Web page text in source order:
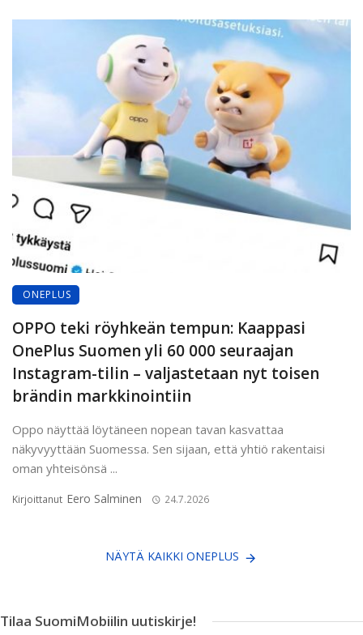
ONEPLUS
OPPO teki röyhkeän tempun: Kaappasi
OnePlus Suomen yli 60 000 seuraajan
Instagram-tilin – valjastetaan nyt toisen
brändin markkinointiin
Oppo näyttää löytäneen nopean tavan kasvattaa
näkyvyyttään Suomessa. Sen sijaan, että yhtiö rakentaisi
oman yhteisönsä ...
Kirjoittanut Eero Salminen 24.7.2026
NÄYTÄ KAIKKI ONEPLUS
Tilaa SuomiMobiilin uutiskirje!